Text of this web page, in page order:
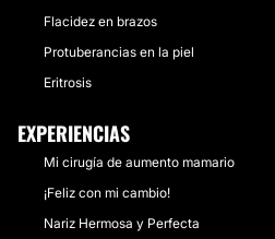
Flacidez en brazos
Protuberancias en la piel
Eritrosis
EXPERIENCIAS
Mi cirugía de aumento mamario
¡Feliz con mi cambio!
Nariz Hermosa y Perfecta